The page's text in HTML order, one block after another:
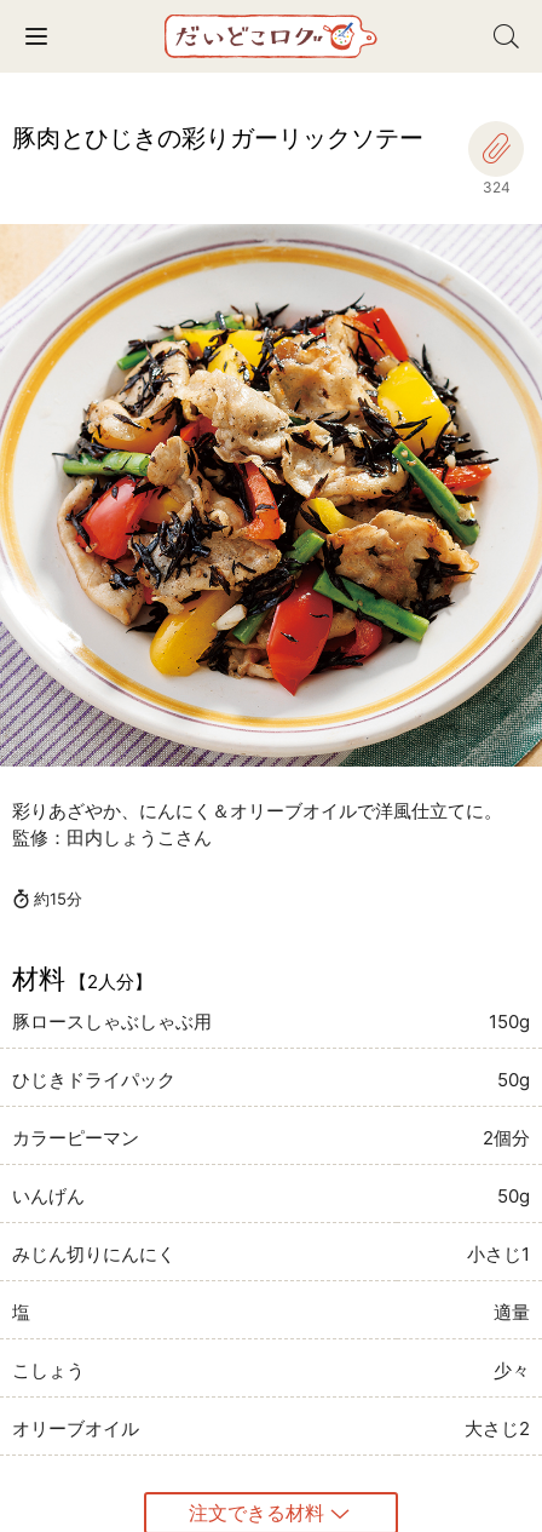
Toggle navigation
豚肉とひじきの彩りガーリックソテー
324
彩りあざやか、にんにく＆オリーブオイルで洋風仕立てに。
監修：田内しょうこさん
約15分
材料
【2人分】
豚ロースしゃぶしゃぶ用
150g
ひじきドライパック 50g
カラーピーマン 2個分
いんげん 50g
みじん切りにんにく 小さじ1
塩 適量
こしょう 少々
オリーブオイル 大さじ2
注文できる材料